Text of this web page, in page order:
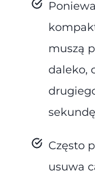
muszą
daleko,
Często
usuwa